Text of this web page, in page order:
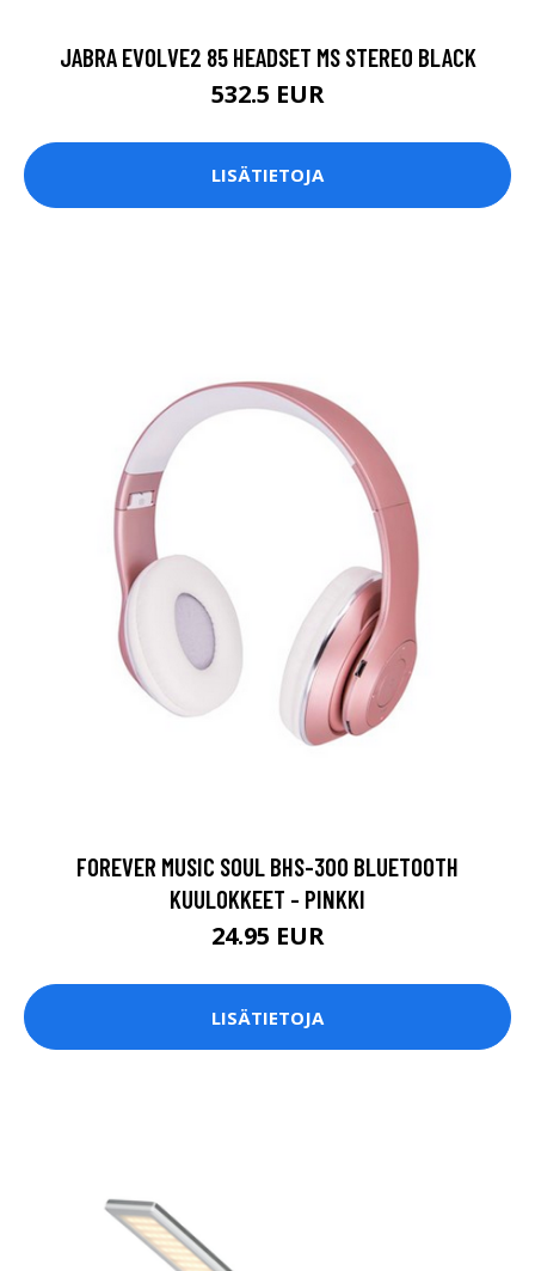
JABRA EVOLVE2 85 HEADSET MS STEREO BLACK
532.5 EUR
LISÄTIETOJA
FOREVER MUSIC SOUL BHS-300 BLUETOOTH
KUULOKKEET - PINKKI
24.95 EUR
LISÄTIETOJA